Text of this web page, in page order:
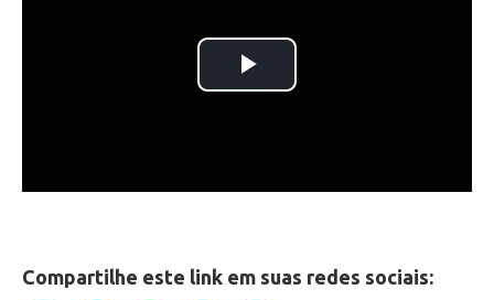
Compartilhe este link em suas redes sociais: